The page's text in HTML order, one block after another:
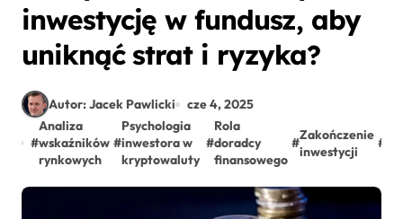
inwestycję w fundusz, aby
uniknąć strat i ryzyka?
Autor: Jacek Pawlicki cze 4, 2025
#
Analiza
wskaźników
rynkowych
#
Psychologia
inwestora w
kryptowaluty
#
Rola
doradcy
finansowego
#
Zakończenie
inwestycji
#